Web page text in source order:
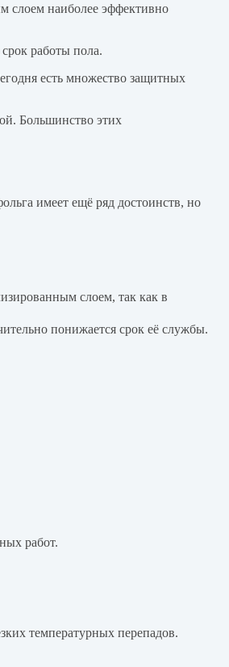
слоем наиболее эффективно
работы пола.
есть множество защитных
Большинство этих
имеет ещё ряд достоинств, но
слоем, так как в
понижается срок её службы.
работ.
температурных перепадов.